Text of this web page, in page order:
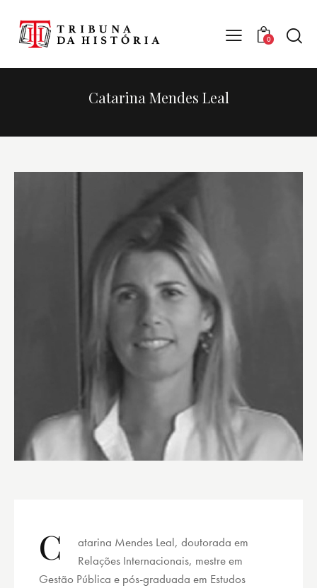
0
Catarina Mendes Leal
C
atarina Mendes Leal, doutorada em
Relações Internacionais, mestre em
Gestão Pública e pós-graduada em Estudos